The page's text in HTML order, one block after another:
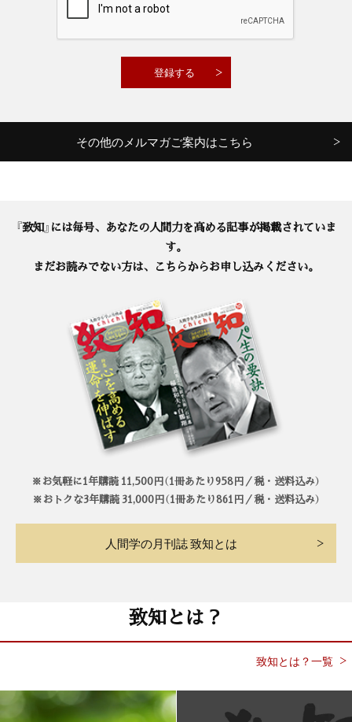
その他のメルマガご案内はこちら
『致知』には毎号、あなたの人間力を高める記事が掲載されていま
す。
まだお読みでない方は、こちらからお申し込みください。
※お気軽に1年購読 11,500円（1冊あたり958円／税・送料込み）
※おトクな3年購読 31,000円（1冊あたり861円／税・送料込み）
人間学の月刊誌 致知とは
致知とは？
致知とは？一覧